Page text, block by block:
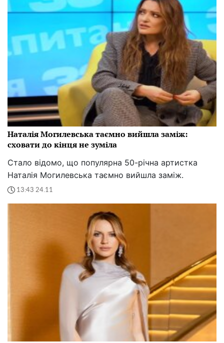
Наталія Могилевська таємно вийшла заміж:
сховати до кінця не зуміла
Стало відомо, що популярна 50-річна артистка
Наталія Могилевська таємно вийшла заміж.
13:43 24.11